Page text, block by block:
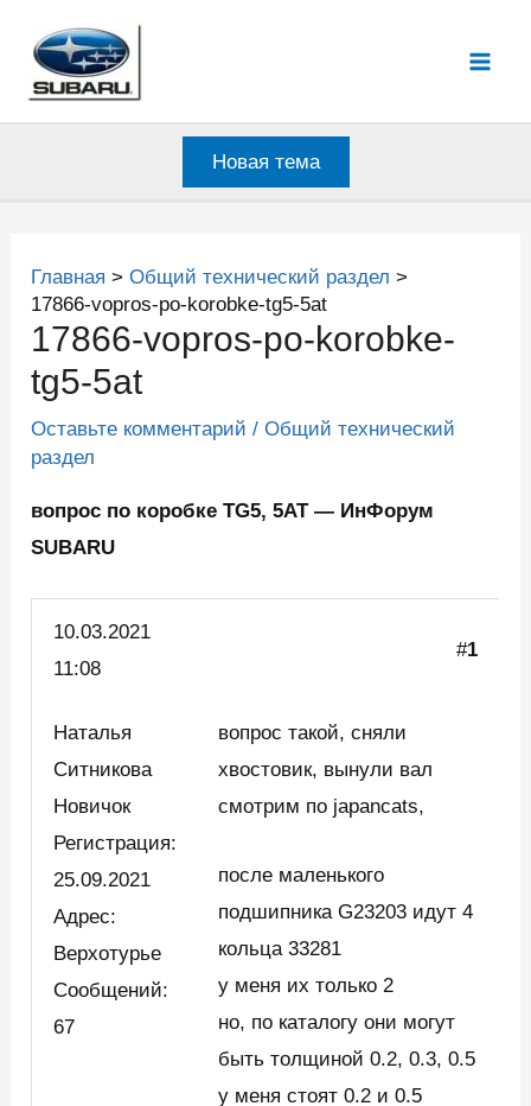
содержимому
Новая тема
Главная
Общий технический раздел
17866-vopros-po-korobke-tg5-5at
17866-vopros-po-korobke-
tg5-5at
Оставьте комментарий /Общий технический
раздел
вопрос по коробке TG5, 5AT — ИнФорум
SUBARU
10.03.2021
11:08
#1
Наталья
Ситникова
Новичок
Регистрация:
25.09.2021
Адрес:
Верхотурье
Сообщений:
67
вопрос такой, сняли
хвостовик, вынули вал
смотрим по japancats,
после маленького
подшипника G23203 идут 4
кольца 33281
у меня их только 2
но, по каталогу они могут
быть толщиной 0.2, 0.3, 0.5
у меня стоят 0.2 и 0.5